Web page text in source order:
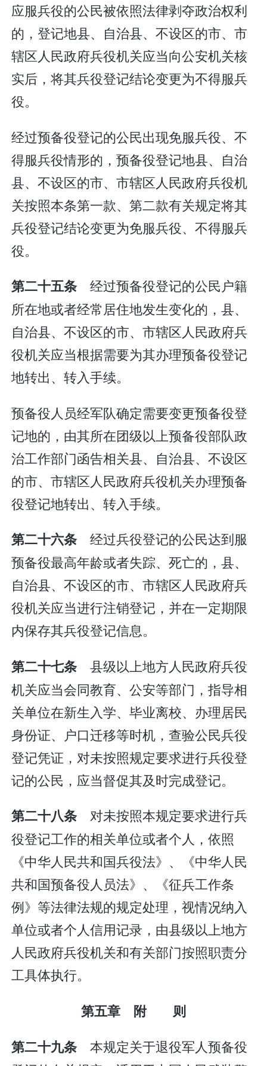
应服兵役的公民被依照法律剥夺政治权利
的，登记地县、自治县、不设区的市、市
辖区人民政府兵役机关应当向公安机关核
实后，将其兵役登记结论变更为不得服兵
役。
经过预备役登记的公民出现免服兵役、不
得服兵役情形的，预备役登记地县、自治
县、不设区的市、市辖区人民政府兵役机
关按照本条第一款、第二款有关规定将其
兵役登记结论变更为免服兵役、不得服兵
役。
第二十五条经过预备役登记的公民户籍
所在地或者经常居住地发生变化的，县、
自治县、不设区的市、市辖区人民政府兵
役机关应当根据需要为其办理预备役登记
地转出、转入手续。
预备役人员经军队确定需要变更预备役登
记地的，由其所在团级以上预备役部队政
治工作部门函告相关县、自治县、不设区
的市、市辖区人民政府兵役机关办理预备
役登记地转出、转入手续。
第二十六条经过兵役登记的公民达到服
预备役最高年龄或者失踪、死亡的，县、
自治县、不设区的市、市辖区人民政府兵
役机关应当进行注销登记，并在一定期限
内保存其兵役登记信息。
第二十七条县级以上地方人民政府兵役
机关应当会同教育、公安等部门，指导相
关单位在新生入学、毕业离校、办理居民
身份证、户口迁移等时机，查验公民兵役
登记凭证，对未按照规定要求进行兵役登
记的公民，应当督促其及时完成登记。
第二十八条对未按照本规定要求进行兵
役登记工作的相关单位或者个人，依照
《中华人民共和国兵役法》、《中华人民
共和国预备役人员法》、《征兵工作条
例》等法律法规的规定处理，视情况纳入
单位或者个人信用记录，由县级以上地方
人民政府兵役机关和有关部门按照职责分
工具体执行。
第五章 附 则
第二十九条 本规定关于退役军人预备役